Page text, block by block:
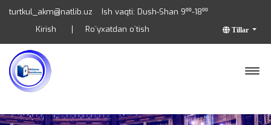
turtkul_akm@natlib.uz Ish vaqti: Dush-Shan 9⁰⁰-18⁰⁰
Tillar
Kirish Ro`yxatdan o`tish